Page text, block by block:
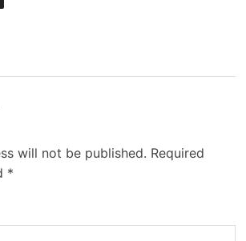
will not be published. Required
*